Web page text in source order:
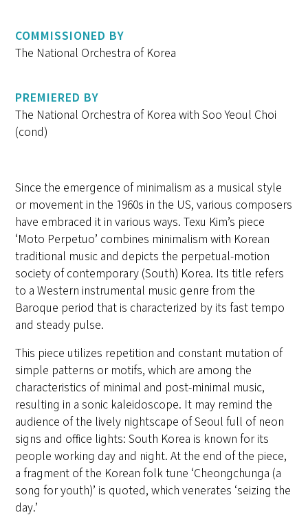
COMMISSIONED BY
The National Orchestra of Korea
PREMIERED BY
The National Orchestra of Korea with Soo Yeoul Choi
(cond)
Since the emergence of minimalism as a musical style
or movement in the 1960s in the US, various composers
have embraced it in various ways. Texu Kim’s piece
‘Moto Perpetuo’ combines minimalism with Korean
traditional music and depicts the perpetual-motion
society of contemporary (South) Korea. Its title refers
to a Western instrumental music genre from the
Baroque period that is characterized by its fast tempo
and steady pulse.
This piece utilizes repetition and constant mutation of
simple patterns or motifs, which are among the
characteristics of minimal and post-minimal music,
resulting in a sonic kaleidoscope. It may remind the
audience of the lively nightscape of Seoul full of neon
signs and office lights: South Korea is known for its
people working day and night. At the end of the piece,
a fragment of the Korean folk tune ‘Cheongchunga (a
song for youth)’ is quoted, which venerates ‘seizing the
day.’